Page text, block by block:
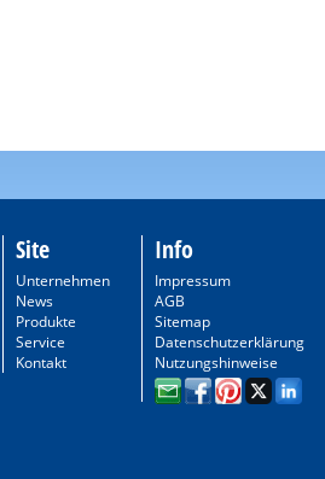
Site
Unternehmen
News
Produkte
Service
Kontakt
Info
Impressum
AGB
Sitemap
Datenschutzerklärung
Nutzungshinweise